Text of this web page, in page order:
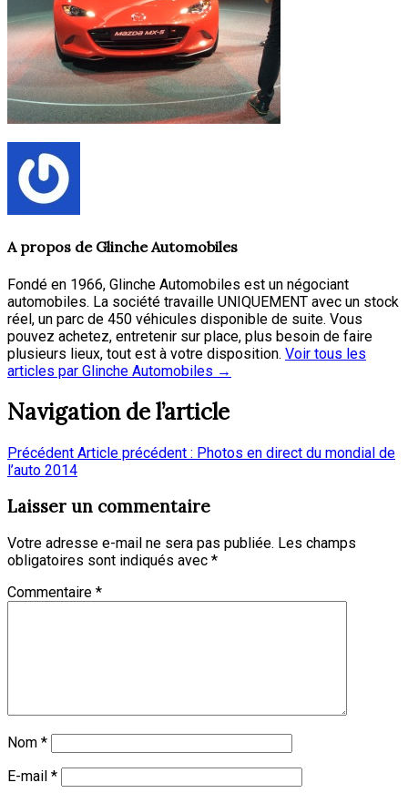
A propos de Glinche Automobiles
Fondé en 1966, Glinche Automobiles est un négociant
automobiles. La société travaille UNIQUEMENT avec un stock
réel, un parc de 450 véhicules disponible de suite. Vous
pouvez achetez, entretenir sur place, plus besoin de faire
plusieurs lieux, tout est à votre disposition. Voir tous les
articles par Glinche Automobiles →
Navigation de l’article
Précédent Article précédent : Photos en direct du mondial de
l’auto 2014
Laisser un commentaire
Votre adresse e-mail ne sera pas publiée. Les champs
obligatoires sont indiqués avec *
Commentaire *
Nom *
E-mail *